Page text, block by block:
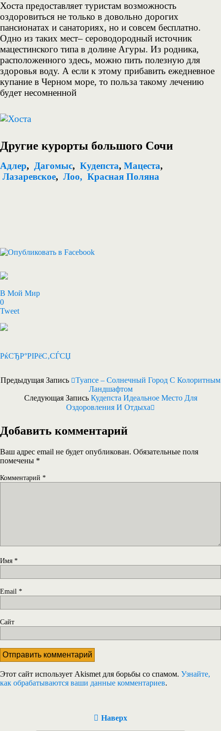
Хоста предоставляет туристам возможность
оздоровиться не только в довольно дорогих
пансионатах и санаториях, но и совсем бесплатно.
Одно из таких мест– сероводородный источник
мацестинского типа в долине Агуры. Из родника,
расположенного здесь, можно пить полезную для
здоровья воду. А если к этому прибавить ежедневное
купание в Черном море, то польза такому лечению
будет несомненной
Другие курорты большого Сочи
Адлер, Дагомыс, Кудепста, Мацеста,
Лазаревское, Лоо, Красная Поляна
В Мой Мир
0
Tweet
РќСЂР°РІРёС‚СЃСЏ
Предыдущая Запись
Туапсе – Солнечный Город С Колоритным
Ландшафтом
Следующая Запись Кудепста Идеальное Место Для
Оздоровления И Отдыха
Добавить комментарий
Ваш адрес email не будет опубликован. Обязательные поля
помечены *
Комментарий *
Имя *
Email *
Сайт
Этот сайт использует Akismet для борьбы со спамом. Узнайте,
как обрабатываются ваши данные комментариев.
Наверх